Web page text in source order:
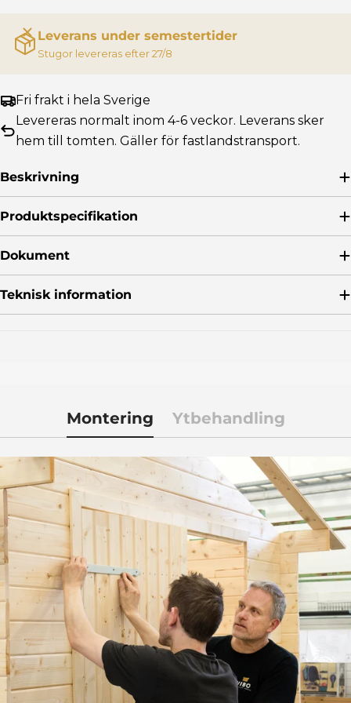
Vit dörr avlångt glas - Vänster
+12,595 kr
Vit dörr runt fönster - Höger
+12,795 kr
Vit dörr runt fönster - Vänster
Vit dörr 50x50 - Höger
kr
Leverans under semestertider
Stugor levereras efter 27/8
Fri frakt i hela Sverige
Levereras normalt inom 4-6 veckor. Leverans sker
hem till tomten. Gäller för fastlandstransport.
Beskrivning
Produktspecifikation
Dokument
Teknisk information
Montering Ytbehandling